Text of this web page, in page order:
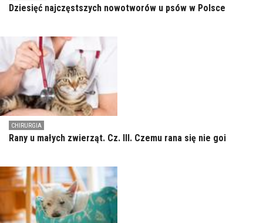
Dziesięć najczęstszych nowotworów u psów w Polsce
CHIRURGIA
Rany u małych zwierząt. Cz. III. Czemu rana się nie goi